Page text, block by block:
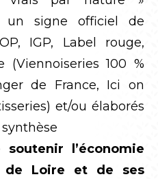
un signe officiel de
IGP, Label rouge,
(Viennoiseries 100 %
de France, Ici on
et/ou élaborés
l’économie
de Loire et de ses